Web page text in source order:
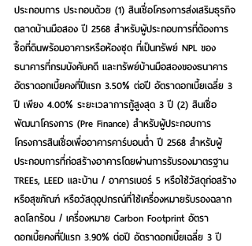
ประกอบการ ประกอบด้วย (1) สินเชื่อโครงการส่งเสริมธุรกิจ
ตลาดบ้านมือสอง ปี 2568 สำหรับผู้ประกอบการที่ต้องการ
ซื้อที่ดินพร้อมอาคารหรือห้องชุด ที่เป็นทรัพย์ NPL ของ
ธนาคารที่กรมบังคับคดี และทรัพย์บ้านมือสองของธนาคาร
อัตราดอกเบี้ยคงที่ปีแรก 3.50% ต่อปี อัตราดอกเบี้ยเฉลี่ย 3
ปี เพียง 4.00% ระยะเวลาการกู้สูงสุด 3 ปี (2) สินเชื่อ
พัฒนาโครงการ (Pre Finance) สำหรับผู้ประกอบการ
โครงการสินเชื่อเพื่ออาคารคาร์บอนต่ำ ปี 2568 สำหรับผู้
ประกอบการที่ก่อสร้างอาคารโดยผ่านการรับรองมาตรฐาน
TREEs, LEED และบ้าน / อาคารเบอร์ 5 หรือใช้วัสดุก่อสร้าง
หรือสุขภัณฑ์ หรือวัสดุอุปกรณ์ที่ใช้เครื่องหมายรับรองฉลาก
ลดโลกร้อน / เครื่องหมาย Carbon Footprint อัตรา
ดอกเบี้ยคงที่ปีแรก 3.90% ต่อปี อัตราดอกเบี้ยเฉลี่ย 3 ปี